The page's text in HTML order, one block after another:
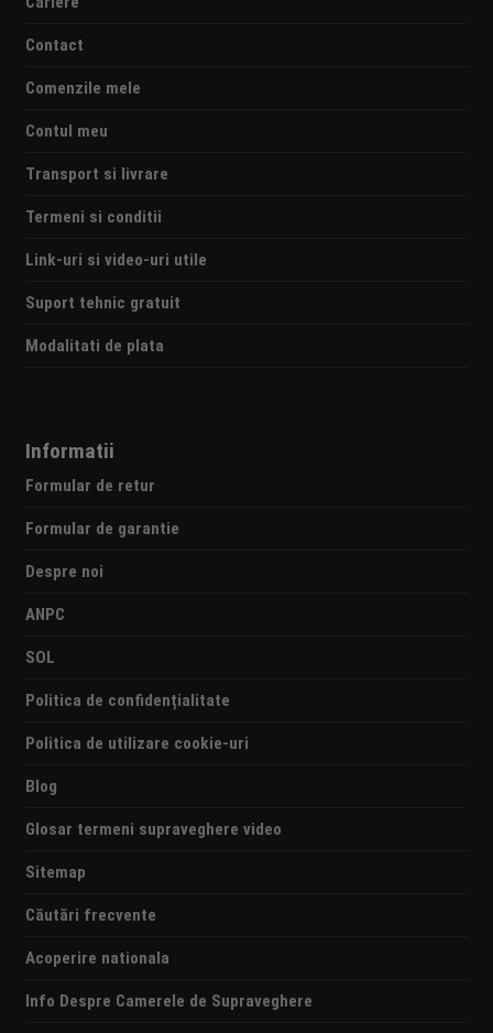
Contact
Comenzile mele
Contul meu
Transport si livrare
Termeni si conditii
Link-uri si video-uri utile
Suport tehnic gratuit
Modalitati de plata
Informatii
Formular de retur
Formular de garantie
Despre noi
ANPC
SOL
Politica de confidențialitate
Politica de utilizare cookie-uri
Blog
Glosar termeni supraveghere video
Sitemap
Căutări frecvente
Acoperire nationala
Info Despre Camerele de Supraveghere